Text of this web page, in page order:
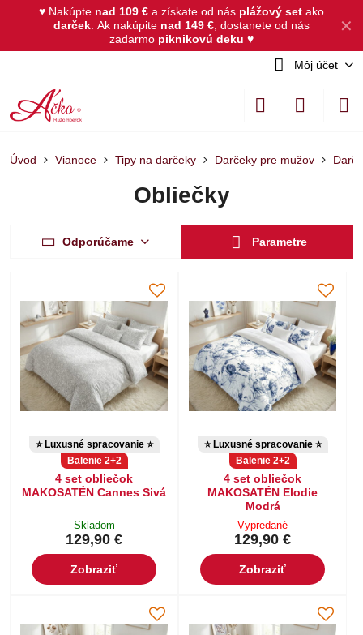
✕
♥ Nakúpte nad 109 € a získate od nás plážový set ako
darček Ak nakúpite nad 149 € , dostanete od nás
zadarmo piknikovú deku ♥
Môj účet
Úvod Vianoce Tipy na darčeky Darčeky pre mužov
Obliečky
Odporúčame Parametre
⭐ Luxusné spracovanie ⭐
Balenie 2+2
4 set obliečok
MAKOSATÉN Cannes Sivá
Skladom
129,90 €
Zobraziť
⭐ Luxusné spracovanie ⭐
Balenie 2+2
4 set obliečok
MAKOSATÉN Elodie
Modrá
Vypredané
129,90 €
Zobraziť